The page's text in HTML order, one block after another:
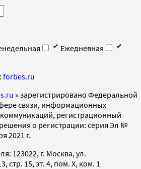
Ежедневная
forbes.ru
» зарегистрировано Федеральной
связи, информационных
регистрационный
о регистрации: серия Эл №
2021 г.
123022, г. Москва, ул.
стр. 15, эт. 4, пом. X, ком. 1